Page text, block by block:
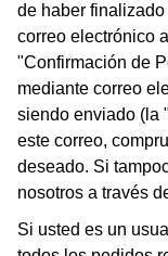
de haber
correo electrónico
"Confirmación de
mediante correo
siendo enviado (la
este correo,
deseado. Si
nosotros a través
Si usted es un